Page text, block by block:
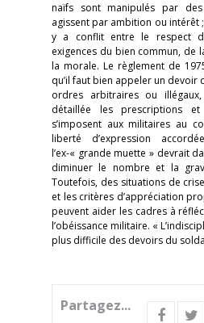
naïfs sont manipulés par
agissent par ambition ou intérêt
y a conflit entre le respect
exigences du bien commun, de
la morale. Le règlement de
qu’il faut bien appeler un devoir
ordres arbitraires ou
détaillée les prescriptions
s’imposent aux militaires au
liberté d’expression
l’ex-« grande muette » devrait
diminuer le nombre et la
Toutefois, des situations de
et les critères d’appréciation
peuvent aider les cadres à
l’obéissance militaire. «
plus difficile des devoirs du
Partagez...